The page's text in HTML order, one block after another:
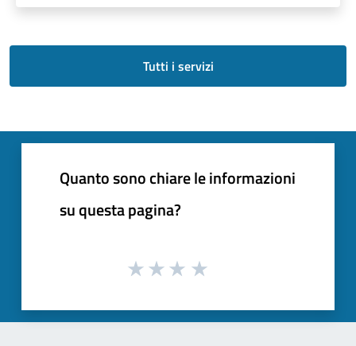
Tutti i servizi
Quanto sono chiare le informazioni
su questa pagina?